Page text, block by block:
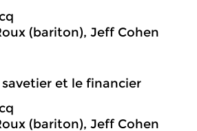
(bariton), Jeff Cohen
savetier et le financier
(bariton), Jeff Cohen